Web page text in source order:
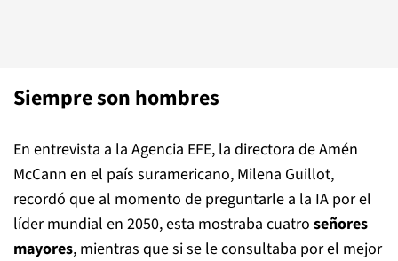
Siempre son hombres
En entrevista a la Agencia EFE, la directora de Amén
McCann en el país suramericano, Milena Guillot,
recordó que al momento de preguntarle a la IA por el
líder mundial en 2050, esta mostraba cuatro señores
mayores, mientras que si se le consultaba por el mejor